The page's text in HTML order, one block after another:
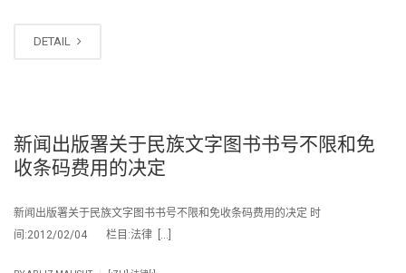
DETAIL
新闻出版署关于民族文字图书书号不限和免
收条码费用的决定
新闻出版署关于民族文字图书书号不限和免收条码费用的决定 时
间:2012/02/04 栏目:法律 […]